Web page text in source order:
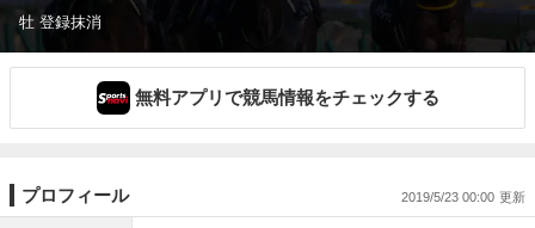
牡 登録抹消
無料アプリで競馬情報をチェックする
プロフィール 2019/5/23 00:00